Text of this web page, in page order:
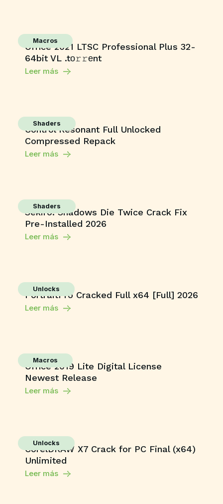
Macros
Office 2021 LTSC Professional Plus 32-
64bit VL .tо𝚛𝚛еnt
Leer más
Shaders
Control Resonant Full Unlocked
Compressed Repack
Leer más
Shaders
Sekiro: Shadows Die Twice Crack Fix
Pre-Installed 2026
Leer más
Unlocks
PortraitPro Cracked Full x64 [Full] 2026
Leer más
Macros
Office 2019 Lite Digital License
Newest Release
Leer más
Unlocks
CorelDRAW X7 Crack for PC Final (x64)
Unlimited
Leer más